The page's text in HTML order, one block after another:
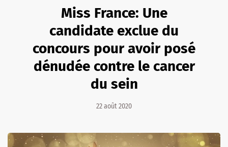
Miss France: Une
candidate exclue du
concours pour avoir posé
dénudée contre le cancer
du sein
22 août 2020